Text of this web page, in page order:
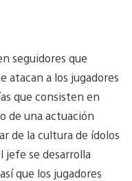
seguidores que
atacan a los jugadores
que consisten en
de una actuación
de la cultura de ídolos
jefe se desarrolla
que los jugadores